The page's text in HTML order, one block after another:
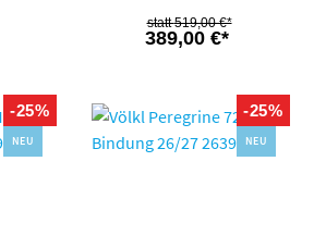
389,00 €*
519,00 €*
-25%
NEU
-25%
NEU